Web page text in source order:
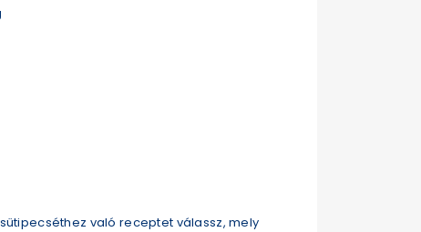
való receptet válassz, mely